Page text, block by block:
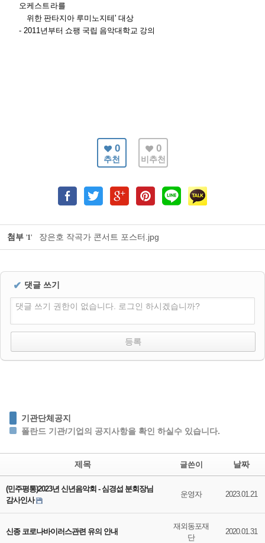
오케스트라를
위한 판타지아 루미노지테'대상
- 2011년부터 쇼팽 국립 음악대학교 강의
0
추천
0
비추천
첨부 '1' 장은호 작곡가 콘서트 포스터.jpg
✔ 댓글 쓰기
댓글 쓰기 권한이 없습니다. 로그인 하시겠습니까?
기관단체공지
폴란드 기관/기업의 공지사항을 확인 하실수 있습니다.
제목 글쓴이 날짜
(민주평통)2023년 신년음악회 - 심경섭 분회장님
감사인사
운영자 2023.01.21
신종 코로나바이러스관련 유의 안내
재외동포재
단
2020.01.31